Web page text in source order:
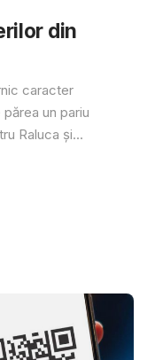
din
caracter
un pariu
Raluca și...